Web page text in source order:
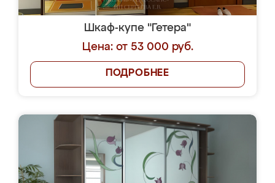
Шкаф-купе "Гетера"
Цена: от 53 000 руб.
ПОДРОБНЕЕ